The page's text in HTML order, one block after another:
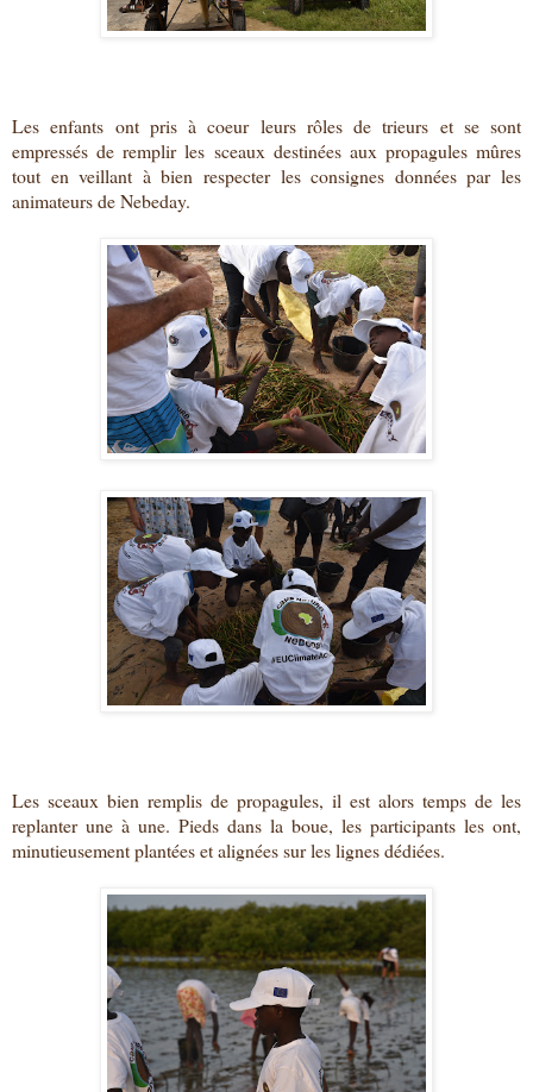
Les enfants ont pris à coeur leurs rôles de trieurs et se sont
empressés de remplir les sceaux destinées aux propagules mûres
tout en veillant à bien respecter les consignes données par les
animateurs de Nebeday.
Les sceaux bien remplis de propagules, il est alors temps de les
replanter une à une. Pieds dans la boue, les participants les ont,
minutieusement plantées et alignées sur les lignes dédiées.